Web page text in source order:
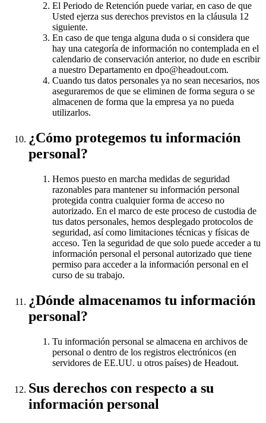
El Periodo de Retención puede variar, en caso de que
Usted ejerza sus derechos previstos en la cláusula 12
siguiente.
En caso de que tenga alguna duda o si considera que
hay una categoría de información no contemplada en el
calendario de conservación anterior, no dude en escribir
a nuestro Departamento en dpo@headout.com.
Cuando tus datos personales ya no sean necesarios, nos
aseguraremos de que se eliminen de forma segura o se
almacenen de forma que la empresa ya no pueda
utilizarlos.
¿Cómo protegemos tu información
personal?
Hemos puesto en marcha medidas de seguridad
razonables para mantener su información personal
protegida contra cualquier forma de acceso no
autorizado. En el marco de este proceso de custodia de
tus datos personales, hemos desplegado protocolos de
seguridad, así como limitaciones técnicas y físicas de
acceso. Ten la seguridad de que solo puede acceder a tu
información personal el personal autorizado que tiene
permiso para acceder a la información personal en el
curso de su trabajo.
¿Dónde almacenamos tu información
personal?
Tu información personal se almacena en archivos de
personal o dentro de los registros electrónicos (en
servidores de EE.UU. u otros países) de Headout.
Sus derechos con respecto a su
información personal